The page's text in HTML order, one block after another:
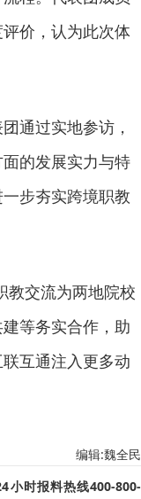
价，认为此次体
通过实地参访，
的发展实力与特
步夯实跨境职教
教交流为两地院校
等务实合作，助
互通注入更多动
编辑:魏全民
小时报料热线400-800-